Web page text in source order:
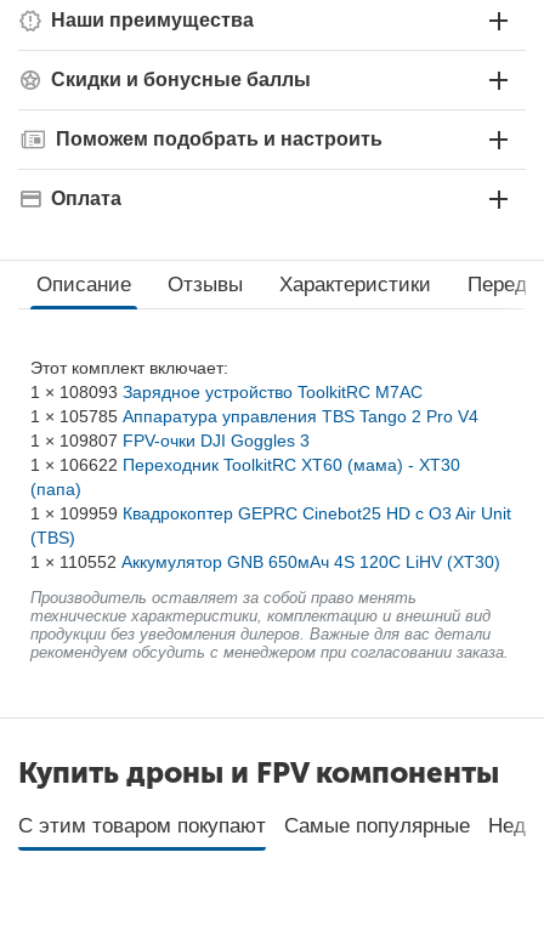
Наши преимущества
Скидки и бонусные баллы
Поможем подобрать и настроить
Оплата
Описание Отзывы Характеристики Перед
Этот комплект включает:
1 × 108093 Зарядное устройство ToolkitRC M7AC
1 × 105785 Аппаратура управления TBS Tango 2 Pro V4
1 × 109807 FPV-очки DJI Goggles 3
1 × 106622 Переходник ToolkitRC XT60 (мама) - XT30
(папа)
1 × 109959 Квадрокоптер GEPRC Cinebot25 HD с O3 Air Unit
(TBS)
1 × 110552 Аккумулятор GNB 650мАч 4S 120C LiHV (XT30)
Производитель оставляет за собой право менять
технические характеристики, комплектацию и внешний вид
продукции без уведомления дилеров. Важные для вас детали
рекомендуем обсудить с менеджером при согласовании заказа.
Купить дроны и FPV компоненты
С этим товаром покупают Самые популярные